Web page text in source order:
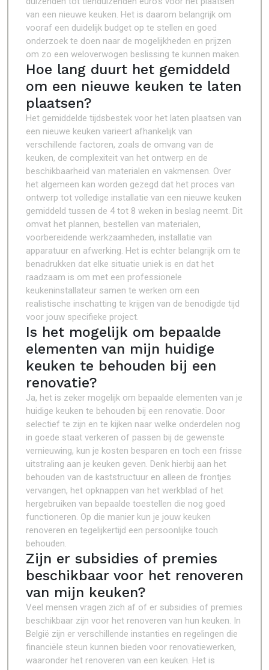
van een nieuwe keuken. Het is daarom belangrijk om
vooraf een duidelijk budget op te stellen en goed
onderzoek te doen naar de mogelijkheden en prijzen
om zo een weloverwogen beslissing te kunnen maken.
Hoe lang duurt het gemiddeld
om een nieuwe keuken te laten
plaatsen?
Het gemiddelde tijdsbestek voor het laten plaatsen van
een nieuwe keuken varieert afhankelijk van
verschillende factoren, zoals de omvang van de
keuken, de complexiteit van het ontwerp en de
beschikbaarheid van materialen en vakmensen. Over
het algemeen kan worden gezegd dat het proces van
ontwerp tot volledige installatie van een nieuwe keuken
gemiddeld tussen de 4 tot 8 weken in beslag neemt. Dit
omvat het plannen, bestellen van materialen,
voorbereidende werkzaamheden, installatie van
apparatuur en afwerking. Het is echter belangrijk om te
benadrukken dat elke situatie uniek is en dat het
raadzaam is om met een professionele
keukeninstallateur samen te werken om een
realistische inschatting te krijgen van de benodigde tijd
voor jouw specifieke project.
Is het mogelijk om bepaalde
elementen van mijn huidige
keuken te behouden bij een
renovatie?
Ja, het is zeker mogelijk om bepaalde elementen van je
huidige keuken te behouden bij een renovatie. Door
selectief te zijn en te kijken naar welke onderdelen nog
in goede staat verkeren of passen bij de gewenste
vernieuwing, kun je kosten besparen en toch een frisse
uitstraling aan je keuken geven. Denk hierbij aan het
behouden van de kaststructuur en alleen de frontjes
vervangen, het opknappen van het werkblad of het
hergebruiken van bepaalde toestellen die nog goed
functioneren. Op die manier kun je jouw keuken
renoveren en tegelijkertijd een persoonlijke touch
behouden.
Zijn er subsidies of premies
beschikbaar voor het renoveren
van mijn keuken?
Veel mensen vragen zich af of er subsidies of premies
beschikbaar zijn voor het renoveren van hun keuken. In
België zijn er verschillende instanties en regelingen die
financiële steun kunnen bieden voor renovatiewerken,
waaronder het renoveren van een keuken. Het is